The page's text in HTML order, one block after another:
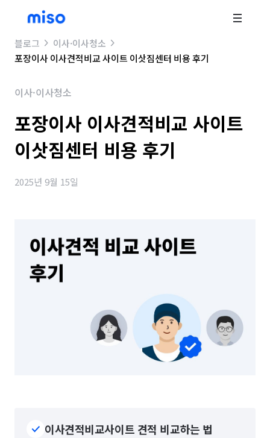
블로그
이사·이사청소
포장이사 이사견적비교 사이트 이삿짐센터 비용 후기
이사·이사청소
포장이사 이사견적비교 사이트
이삿짐센터 비용 후기
2025년 9월 15일
이사견적비교사이트 견적 비교하는 법